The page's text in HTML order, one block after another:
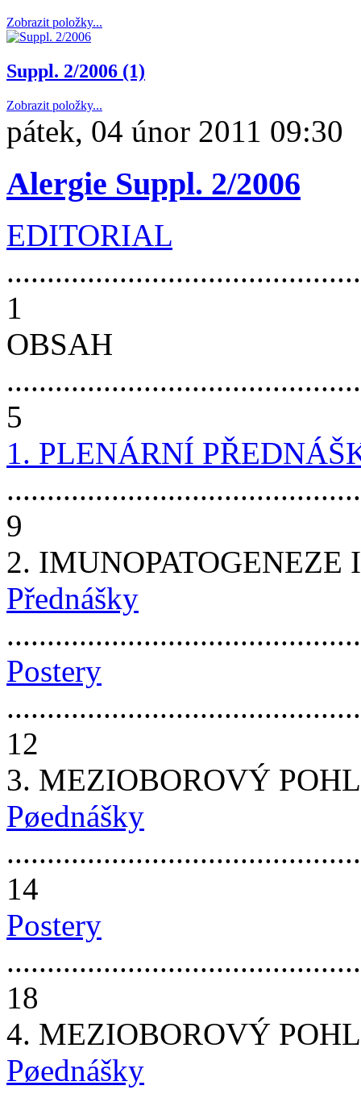
Zobrazit položky...
Suppl. 2/2006 (1)
Zobrazit položky...
pátek, 04 únor 2011 09:30
Alergie Suppl. 2/2006
EDITORIAL
1
OBSAH
5
1. PLENÁRNÍ
9
2.
Přednášky
Postery
12
3. MEZIOBOROVÝ
Pøednášky
14
Postery
18
4. MEZIOBOROVÝ
Pøednášky